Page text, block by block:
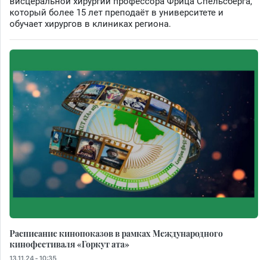
который более 15 лет преподаёт в университете и
обучает хирургов в клиниках региона.
Расписание кинопоказов в рамках Международного
кинофестиваля «Горкут ата»